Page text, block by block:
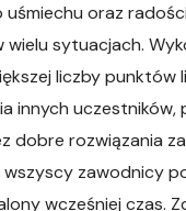
oraz
sytuacjach.
liczby
innych uczestników,
dobre rozwiązania
zawodnicy
wcześniej czas.